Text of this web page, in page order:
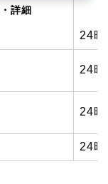
詳細
24時
24時
24時
24時